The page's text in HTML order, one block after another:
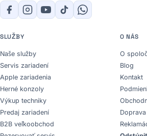
SLUŽBY
Naše služby
Servis zariadení
Apple zariadenia
Herné konzoly
Výkup techniky
Predaj zariadení
B2B veľkoobchod
O NÁS
O
Blog
Kontakt